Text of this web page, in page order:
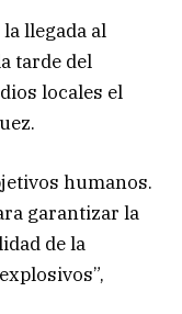
llegada al
tarde del
locales el
humanos.
garantizar la
de la